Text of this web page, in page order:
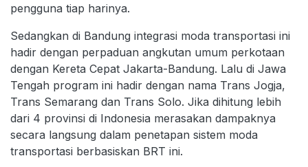
pengguna tiap harinya.
Sedangkan di Bandung integrasi moda transportasi ini
hadir dengan perpaduan angkutan umum perkotaan
dengan Kereta Cepat Jakarta-Bandung. Lalu di Jawa
Tengah program ini hadir dengan nama Trans Jogja,
Trans Semarang dan Trans Solo. Jika dihitung lebih
dari 4 provinsi di Indonesia merasakan dampaknya
secara langsung dalam penetapan sistem moda
transportasi berbasiskan BRT ini.